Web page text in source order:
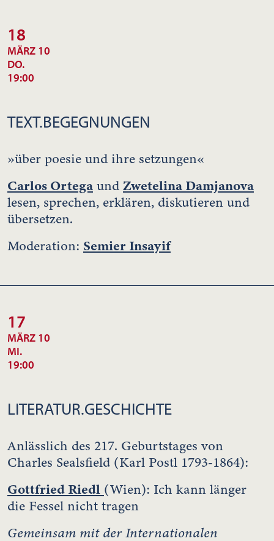
18
MÄRZ 10
DO.
19:00
TEXT.BEGEGNUNGEN
»über poesie und ihre setzungen«
Carlos Ortega und Zwetelina Damjanova
lesen, sprechen, erklären, diskutieren und
übersetzen.
Moderation: Semier Insayif
17
MÄRZ 10
MI.
19:00
LITERATUR.GESCHICHTE
Anlässlich des 217. Geburtstages von
Charles Sealsfield (Karl Postl 1793-1864):
Gottfried Riedl (Wien): Ich kann länger
die Fessel nicht tragen
Gemeinsam mit der Internationalen